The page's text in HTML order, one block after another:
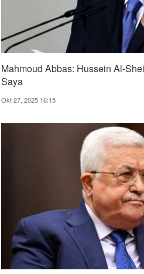
Mahmoud Abbas: Hussein Al-
Saya
Okt 27, 2025 16:15